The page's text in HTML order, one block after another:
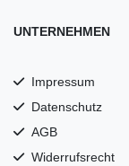
UNTERNEHMEN
Impressum
Datenschutz
AGB
Widerrufsrecht